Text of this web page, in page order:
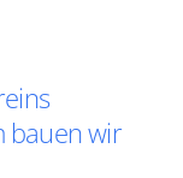
bauen wir